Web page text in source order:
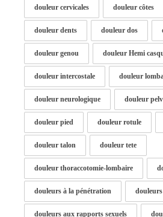
douleur cervicales douleur côtes
douleur dents douleur dos
douleur genou douleur Hemi
douleur intercostale douleur
douleur neurologique douleur
douleur pied douleur rotule
douleur talon douleur tete
douleur thoraccotomie-lombaire
douleurs à la pénétration
douleurs aux rapports sexuels